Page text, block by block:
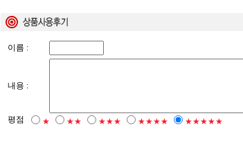
이름 :
내용 :
평점 ★ ★★ ★★★ ★★★★ ★★★★★